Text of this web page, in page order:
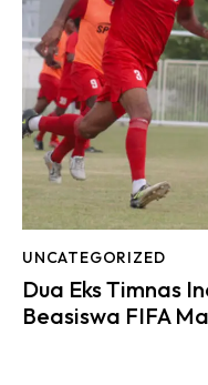
UNCATEGORIZED
Dua Eks Timnas
Beasiswa FIFA